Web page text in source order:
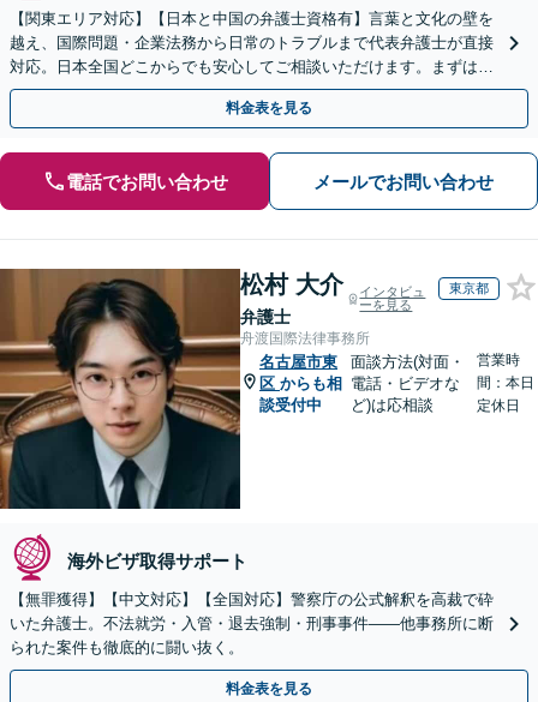
【関東エリア対応】【日本と中国の弁護士資格有】言葉と文化の壁を
越え、国際問題・企業法務から日常のトラブルまで代表弁護士が直接
対応。日本全国どこからでも安心してご相談いただけます。まずは一
歩を踏み出してみませんか。【初回相談無料】
料金表を見る
電話でお問い合わせ メールでお問い合わせ
松村 大介
弁護士
インタビュ
ーを見る
東京都
舟渡国際法律事務所
名古屋市東
区 からも相
談受付中
面談方法(対面・
電話・ビデオな
ど)は応相談
営業時
間：本日
定休日
海外ビザ取得サポート
【無罪獲得】【中文対応】【全国対応】警察庁の公式解釈を高裁で砕
いた弁護士。不法就労・入管・退去強制・刑事事件——他事務所に断
られた案件も徹底的に闘い抜く。
料金表を見る